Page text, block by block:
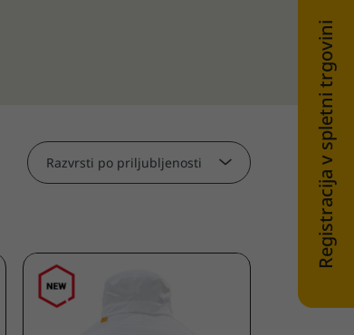
Razvrsti po priljubljenosti Registracija v spletni trgovini